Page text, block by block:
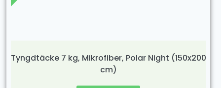
Tyngdtäcke 7 kg, Mikrofiber, Polar Night (150x200
cm)